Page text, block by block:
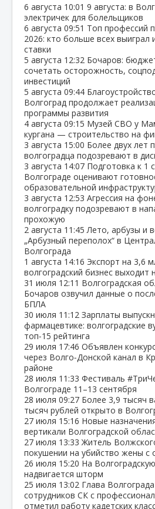
6 августа 10:01 9 августа: в
электричек для болельщиков
6 августа 09:51 Топ профессий
2026: кто больше всех выиграл
ставки
5 августа 12:32 Бочаров:
сочетать осторожность,
инвестиций
5 августа 09:44
Волгоград продолжает
программы развития
4 августа 09:15 Музей СВО у
кургана — строительство на
3 августа 15:00 Более двух лет
волгоградца подозревают в
3 августа 14:07 Подготовка к 1
Волгограде оценивают
образовательной
3 августа 12:53 Агрессия на
волгоградку подозревают в
прохожую
2 августа 11:45 Лето, арбузы и
„Арбузный переполох“ в
Волгограда
1 августа 14:16 Экспорт на 3,6
волгоградский бизнес
31 июля 12:11 Волгоградская
Бочаров озвучил данные о
БПЛА
30 июля 11:12 Зарплаты
фармацевтике: волгоградские
топ‑15 рейтинга
29 июля 17:46 Объявлен
через Волго‑Донской канал в
районе
28 июля 11:33 Фестиваль
Волгограде 11–13 сентября
28 июля 09:27 Более 3,9 тысяч
тысяч рублей открыто в
27 июля 15:16 Новые
вертикали Волгоградской
27 июля 13:33 Житель
покушении на убийство жены с
26 июля 15:20 На
надвигается шторм
25 июля 13:02 Глава
сотрудников СК с
отметил работу кадетских